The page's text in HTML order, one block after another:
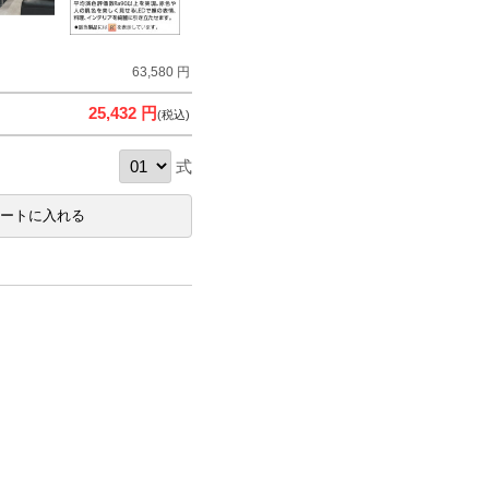
63,580 円
25,432 円(税込)
式